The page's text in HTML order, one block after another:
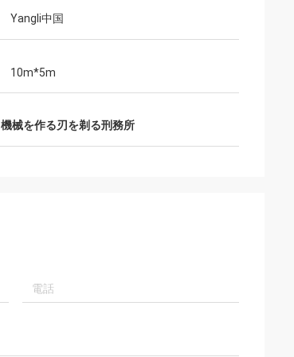
Yangli中国
10m*5m
機械を作る刃を剃る刑務所